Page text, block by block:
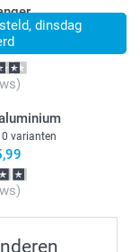
forexplaat in mijn
dinsdag
varianten